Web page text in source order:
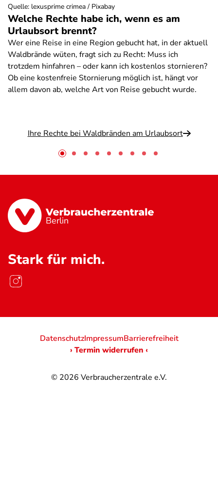
Welche Rechte habe ich, wenn es am
Urlaubsort brennt?
Wer eine Reise in eine Region gebucht hat, in der aktuell
Waldbrände wüten, fragt sich zu Recht: Muss ich
trotzdem hinfahren – oder kann ich kostenlos stornieren?
Ob eine kostenfreie Stornierung möglich ist, hängt vor
allem davon ab, welche Art von Reise gebucht wurde.
Ihre Rechte bei Waldbränden am Urlaubsort
Quelle: lexusprime crimea / Pixabay
Berlin
Stark für mich.
© 2026 Verbraucherzentrale e.V.
DatenschutzImpressumBarrierefreiheit
› Termin widerrufen ‹